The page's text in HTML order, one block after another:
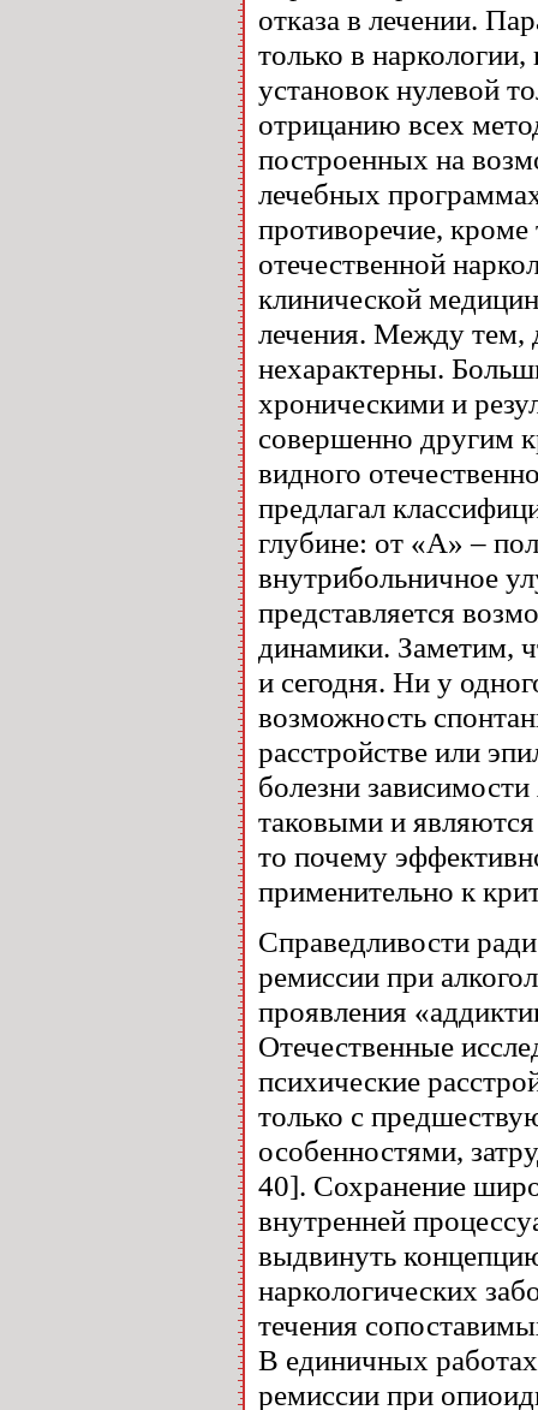
отказа в лечении.
только в
установок нулевой
отрицанию всех
построенных на
лечебных
противоречие,
отечественной
клинической
лечения. Между тем,
нехарактерны.
хроническими и
совершенно другим
видного
предлагал
глубине: от «А» –
внутрибольничное
представляется
динамики. Заметим,
и сегодня. Ни у
возможность
расстройстве или
болезни
таковыми и
то почему
применительно к
Справедливости
ремиссии при
проявления
Отечественные
психические
только с
особенностями,
40]. Сохранение
внутренней
выдвинуть
наркологических
течения
В единичных
ремиссии при